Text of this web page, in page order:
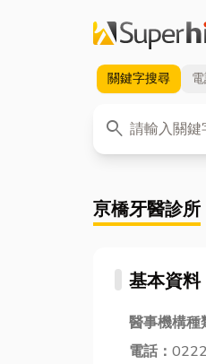
關鍵字搜尋
search
關鍵字
亰橋牙醫診所
基本資料
醫事機構種
電話：